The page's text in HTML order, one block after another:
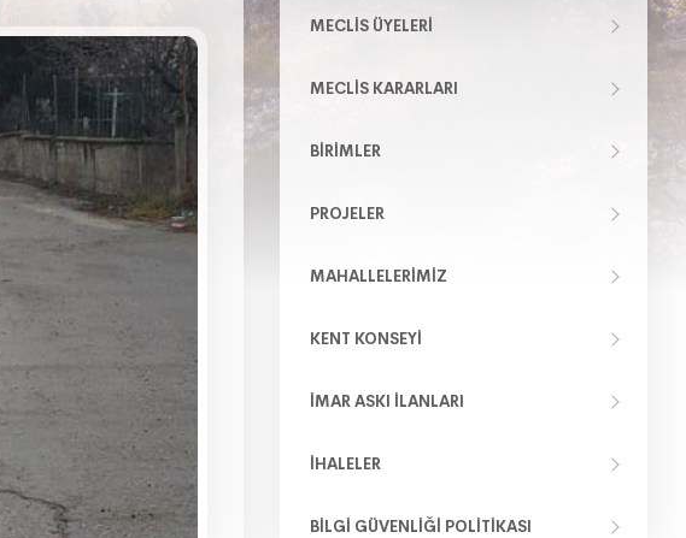
MECLIS ÜYELERI
MECLIS KARARLARI
BIRIMLER
PROJELER
MAHALLELERIMIZ
KENT KONSEYI
İMAR ASKI İLANLARI
İHALELER
BILGI GÜVENLIĞI POLITIKASI